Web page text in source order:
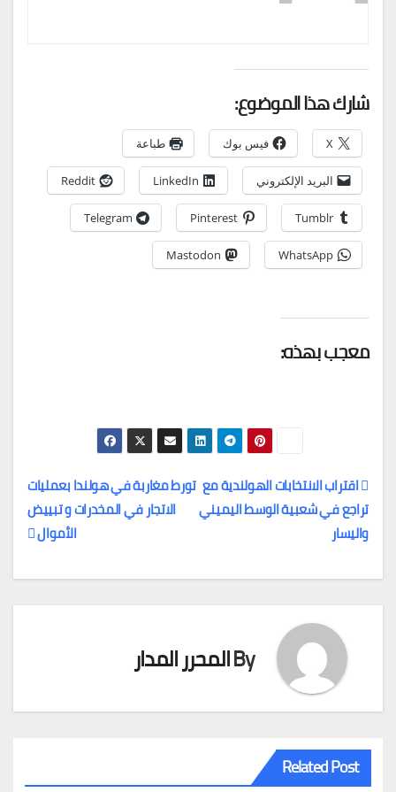
شارك هذا الموضوع:
X فيس بوك طباعة
البريد الإلكتروني LinkedIn
Reddit
Tumblr
Pinterest
Telegram
WhatsApp
Mastodon
معجب بهذه:
تصفّح
المقالات
تورط مغاربة في هولندا بعمليات
الاتجار في المخدرات و تبييض
الأموال
اقتراب الانتخابات الهولندية مع
تراجع في شعبية الوسط اليميني
واليسار
Byالمحرر المدار
Related Post